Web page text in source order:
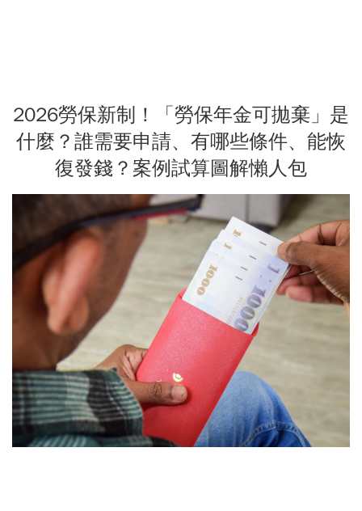
2026勞保新制！「勞保年金可拋棄」是
什麼？誰需要申請、有哪些條件、能恢
復發錢？案例試算圖解懶人包